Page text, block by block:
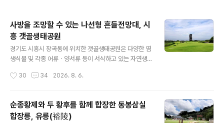
사방을 조망할 수 있는 나선형 흔들전망대, 시
흥 갯골생태공원
경기도 시흥시 장곡동에 위치한 갯골생태공원은 다양한 염
생식물 및 각종 어류ㆍ양서류 등이 서식하고 있는 자연생
모 염전이었다고 한다. 갯골상태공원에는 흔들전망대를 비
숲체험장ㆍ해수체험장 등 다양한 체험장과 소생물서식지
ㆍ수생식물원 등 볼거리도 가득한 생태공원이다. 흔들전망
대는 중앙 잔디광장에 우뚝 솟아있는 전망대이며, 갯골생
30 34 2026. 8. 6.
순종황제와 두 황후를 함께 합장한 동봉삼실
합장릉, 유릉(裕陵)